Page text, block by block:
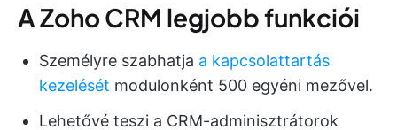
A Zoho CRM legjobb funkciói
Személyre szabhatja a kapcsolattartás
kezelését modulonként 500 egyéni mezővel.
Lehetővé teszi a CRM-adminisztrátorok